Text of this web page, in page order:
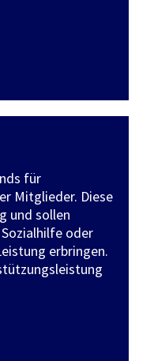
für
Mitglieder. Diese
und sollen
oder
erbringen.